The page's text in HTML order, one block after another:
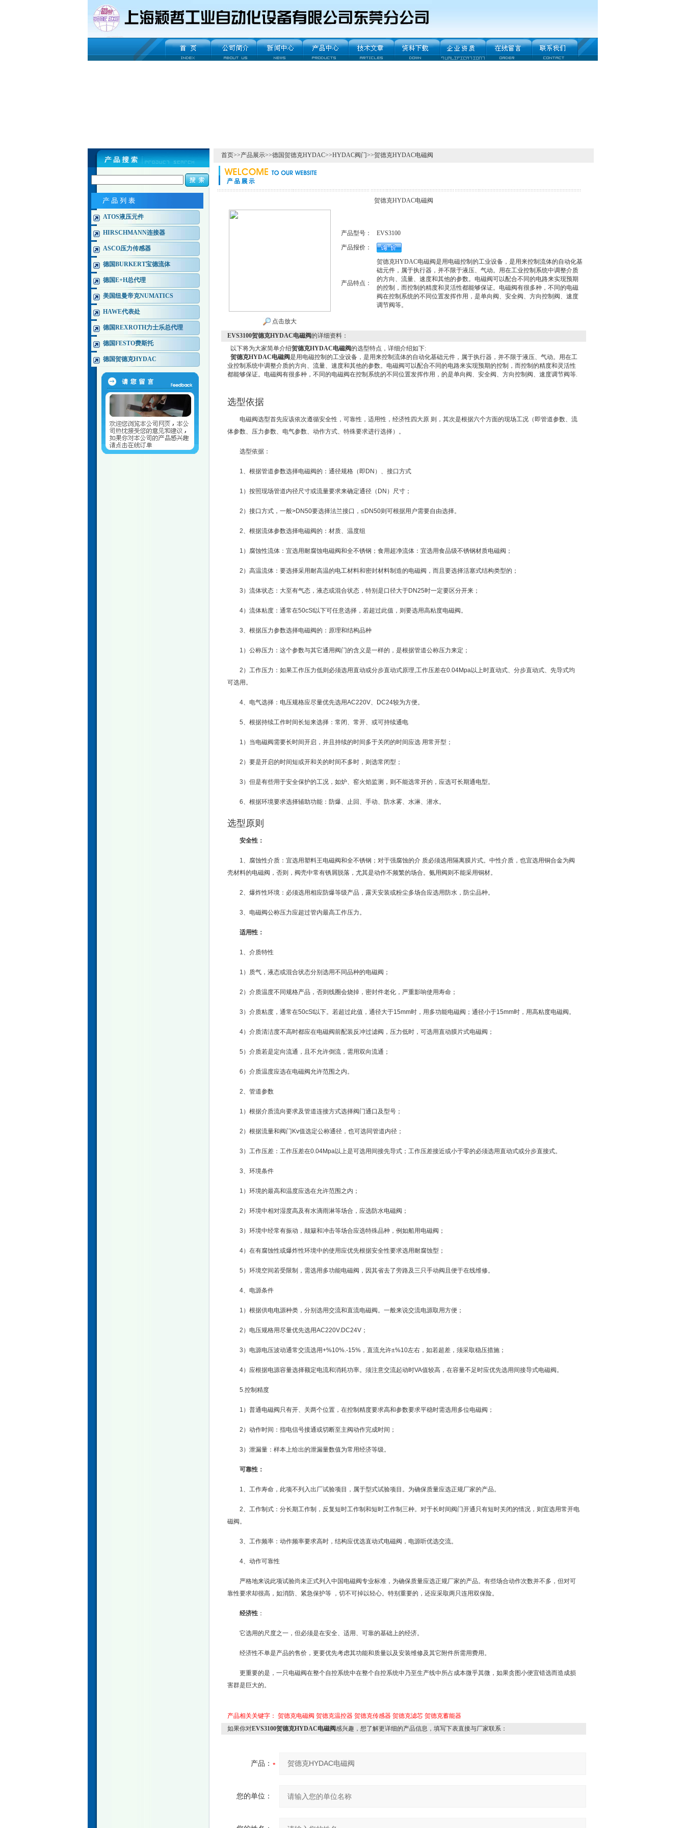
ATOS液压元件
HIRSCHMANN连接器
ASCO压力传感器
德国BURKERT宝德流体
德国E+H总代理
美国纽曼帝克NUMATICS
HAWE代表处
德国REXROTH力士乐总代理
德国FESTO费斯托
德国贺德克HYDAC
首页>>产品展示>>德国贺德克HYDAC>>HYDAC阀门>>贺德克HYDAC电磁阀
贺德克HYDAC电磁阀
点击放大
产品型号：
EVS3100
产品报价：
产品特点：
贺德克HYDAC电磁阀是用电磁控制的工业设备，是用来控制流体的自动化基
础元件，属于执行器，并不限于液压、气动。用在工业控制系统中调整介质
的方向、流量、速度和其他的参数。电磁阀可以配合不同的电路来实现预期
的控制，而控制的精度和灵活性都能够保证。电磁阀有很多种，不同的电磁
阀在控制系统的不同位置发挥作用，是单向阀、安全阀、方向控制阀、速度
调节阀等。
EVS3100贺德克HYDAC电磁阀的详细资料：
以下将为大家简单介绍贺德克HYDAC电磁阀的选型特点，详细介绍如下:
贺德克HYDAC电磁阀是用电磁控制的工业设备，是用来控制流体的自动化基础元件，属于执行器，并不限于液压、气动。用在工
业控制系统中调整介质的方向、流量、速度和其他的参数。电磁阀可以配合不同的电路来实现预期的控制，而控制的精度和灵活性
都能够保证。电磁阀有很多种，不同的电磁阀在控制系统的不同位置发挥作用，的是单向阀、安全阀、方向控制阀、速度调节阀等.
选型依据
电磁阀选型首先应该依次遵循安全性，可靠性，适用性，经济性四大原 则，其次是根据六个方面的现场工况（即管道参数、流
体参数、压力参数、电气参数、动作方式、特殊要求进行选择）。
选型依据：
1、根据管道参数选择电磁阀的：通径规格（即DN）、接口方式
1）按照现场管道内径尺寸或流量要求来确定通径（DN）尺寸；
2）接口方式，一般>DN50要选择法兰接口，≤DN50则可根据用户需要自由选择。
2、根据流体参数选择电磁阀的：材质、温度组
1）腐蚀性流体：宜选用耐腐蚀电磁阀和全不锈钢；食用超净流体：宜选用食品级不锈钢材质电磁阀；
2）高温流体：要选择采用耐高温的电工材料和密封材料制造的电磁阀，而且要选择活塞式结构类型的；
3）流体状态：大至有气态，液态或混合状态，特别是口径大于DN25时一定要区分开来；
4）流体粘度：通常在50cSt以下可任意选择，若超过此值，则要选用高粘度电磁阀。
3、根据压力参数选择电磁阀的：原理和结构品种
1）公称压力：这个参数与其它通用阀门的含义是一样的，是根据管道公称压力来定；
2）工作压力：如果工作压力低则必须选用直动或分步直动式原理,工作压差在0.04Mpa以上时直动式、分步直动式、先导式均
可选用。
4、电气选择：电压规格应尽量优先选用AC220V、DC24较为方便。
5、根据持续工作时间长短来选择：常闭、常开、或可持续通电
1）当电磁阀需要长时间开启，并且持续的时间多于关闭的时间应选 用常开型；
2）要是开启的时间短或开和关的时间不多时，则选常闭型；
3）但是有些用于安全保护的工况，如炉、窑火焰监测，则不能选常开的，应选可长期通电型。
6、根据环境要求选择辅助功能：防爆、止回、手动、防水雾、水淋、潜水。
选型原则
安全性：
1、腐蚀性介质：宜选用塑料王电磁阀和全不锈钢；对于强腐蚀的介 质必须选用隔离膜片式。中性介质，也宜选用铜合金为阀
壳材料的电磁阀，否则，阀壳中常有锈屑脱落，尤其是动作不频繁的场合。氨用阀则不能采用铜材。
2、爆炸性环境：必须选用相应防爆等级产品，露天安装或粉尘多场合应选用防水，防尘品种。
3、电磁阀公称压力应超过管内最高工作压力。
适用性：
1、介质特性
1）质气，液态或混合状态分别选用不同品种的电磁阀；
2）介质温度不同规格产品，否则线圈会烧掉，密封件老化，严重影响使用寿命；
3）介质粘度，通常在50cSt以下。若超过此值，通径大于15mm时，用多功能电磁阀；通径小于15mm时，用高粘度电磁阀。
4）介质清洁度不高时都应在电磁阀前配装反冲过滤阀，压力低时，可选用直动膜片式电磁阀；
5）介质若是定向流通，且不允许倒流，需用双向流通；
6）介质温度应选在电磁阀允许范围之内。
2、管道参数
1）根据介质流向要求及管道连接方式选择阀门通口及型号；
2）根据流量和阀门Kv值选定公称通径，也可选同管道内径；
3）工作压差：工作压差在0.04Mpa以上是可选用间接先导式；工作压差接近或小于零的必须选用直动式或分步直接式。
3、环境条件
1）环境的最高和温度应选在允许范围之内；
2）环境中相对湿度高及有水滴雨淋等场合，应选防水电磁阀；
3）环境中经常有振动，颠簸和冲击等场合应选特殊品种，例如船用电磁阀；
4）在有腐蚀性或爆炸性环境中的使用应优先根据安全性要求选用耐腐蚀型；
5）环境空间若受限制，需选用多功能电磁阀，因其省去了旁路及三只手动阀且便于在线维修。
4、电源条件
1）根据供电电源种类，分别选用交流和直流电磁阀。一般来说交流电源取用方便；
2）电压规格用尽量优先选用AC220V.DC24V；
3）电源电压波动通常交流选用+%10%.-15%，直流允许±%10左右，如若超差，须采取稳压措施；
4）应根据电源容量选择额定电流和消耗功率。须注意交流起动时VA值较高，在容量不足时应优先选用间接导式电磁阀。
5.控制精度
1）普通电磁阀只有开、关两个位置，在控制精度要求高和参数要求平稳时需选用多位电磁阀；
2）动作时间：指电信号接通或切断至主阀动作完成时间；
3）泄漏量：样本上给出的泄漏量数值为常用经济等级。
可靠性：
1、工作寿命，此项不列入出厂试验项目，属于型式试验项目。为确保质量应选正规厂家的产品。
2、工作制式：分长期工作制，反复短时工作制和短时工作制三种。对于长时间阀门开通只有短时关闭的情况，则宜选用常开电
磁阀。
3、工作频率：动作频率要求高时，结构应优选直动式电磁阀，电源听优选交流。
4、动作可靠性
严格地来说此项试验尚未正式列入中国电磁阀专业标准，为确保质量应选正规厂家的产品。有些场合动作次数并不多，但对可
靠性要求却很高，如消防、紧急保护等 ，切不可掉以轻心。特别重要的，还应采取两只连用双保险。
经济性 ：
它选用的尺度之一，但必须是在安全、适用、可靠的基础上的经济。
经济性不单是产品的售价，更要优先考虑其功能和质量以及安装维修及其它附件所需用费用。
更重要的是，一只电磁阀在整个自控系统中在整个自控系统中乃至生产线中所占成本微乎其微，如果贪图小便宜错选而造成损
害群是巨大的。
产品相关关键字： 贺德克电磁阀 贺德克温控器 贺德克传感器 贺德克滤芯 贺德克蓄能器
如果你对EVS3100贺德克HYDAC电磁阀感兴趣，想了解更详细的产品信息，填写下表直接与厂家联系：
产品：
您的单位：